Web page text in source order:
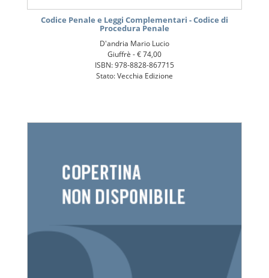
Codice Penale e Leggi Complementari - Codice di
Procedura Penale
D'andria Mario Lucio
Giuffrè -€ 74,00
ISBN: 978-8828-867715
Stato: Vecchia Edizione